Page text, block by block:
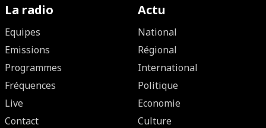
La radio
Equipes
Emissions
Programmes
Fréquences
Live
Contact
Actu
National
Régional
International
Politique
Economie
Culture